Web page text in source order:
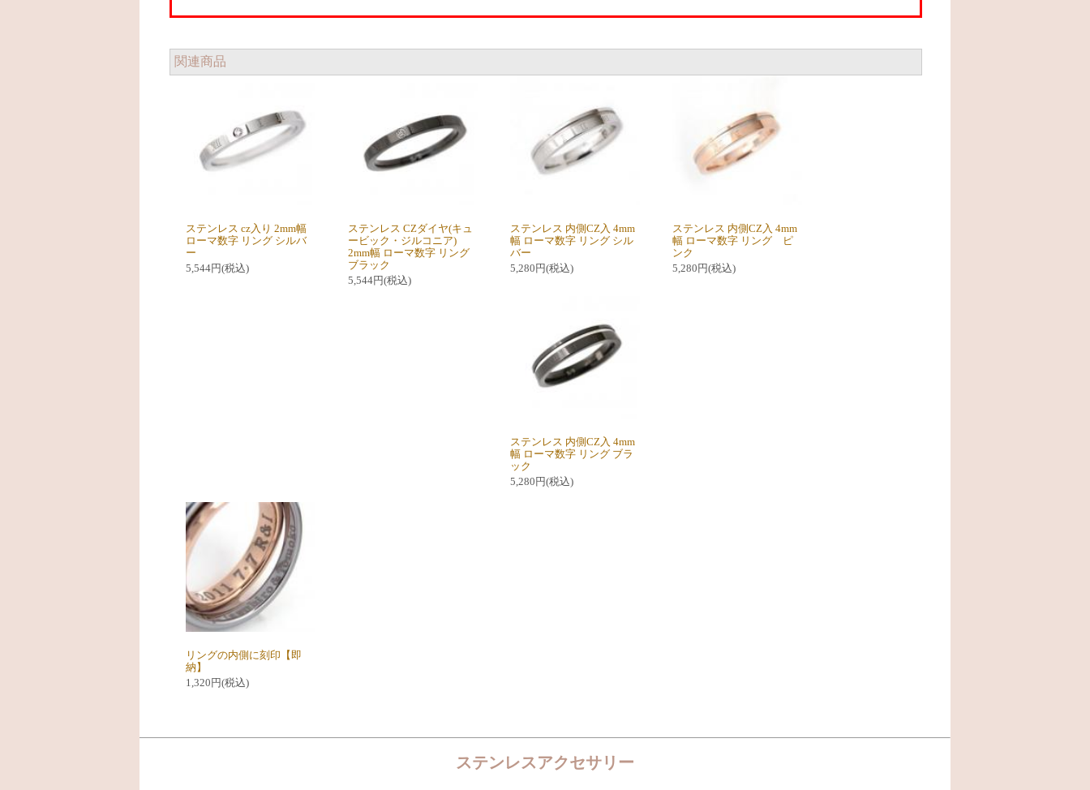
関連商品
ステンレス cz入り 2mm幅
ローマ数字 リング シルバ
ー
5,544円(税込)
ステンレス CZダイヤ(キュ
ービック・ジルコニア)
2mm幅 ローマ数字 リング
ブラック
5,544円(税込)
ステンレス 内側CZ入 4mm
幅 ローマ数字 リング シル
バー
5,280円(税込)
ステンレス 内側CZ入 4mm
幅 ローマ数字 リング ピ
ンク
5,280円(税込)
ステンレス 内側CZ入 4mm
幅 ローマ数字 リング ブラ
ック
5,280円(税込)
リングの内側に刻印【即
納】
1,320円(税込)
ステンレスアクセサリー